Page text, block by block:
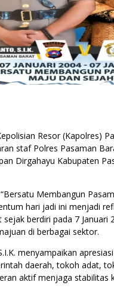
Resor (Kapolres)
staf Polres Pasaman
Dirgahayu Kabupaten
Membangun
hari jadi ini menjadi
berdiri pada 7 Januari
di berbagai sektor.
menyampaikan
daerah, tokoh adat,
aktif menjaga stabilitas